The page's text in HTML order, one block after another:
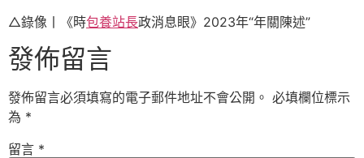
△錄像丨《時包養站長政消息眼》2023年“年關陳述”
發佈留言
發佈留言必須填寫的電子郵件地址不會公開。 必填欄位標示
為 *
留言 *